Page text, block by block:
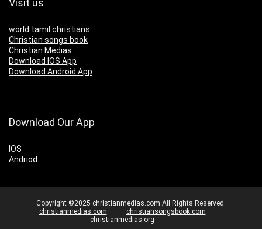
Visit us
world tamil christians
Christian songs book
Christian Medias
Download IOS App
Download Android App
Download Our App
IOS
Andriod
Copyright ©2025 christianmedias.com All Rights Reserved.
christianmedias.com
christiansongsbook.com
christianmedias.org